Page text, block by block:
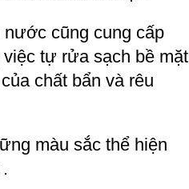
nước cũng cung cấp
tự rửa sạch bề mặt
chất bẩn và rêu
màu sắc thể hiện